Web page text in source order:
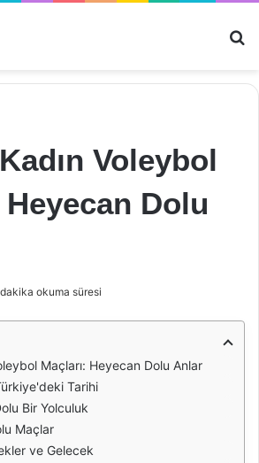
Voleybol
Heyecan Dolu
okuma süresi
Maçları: Heyecan Dolu Anlar
Tarihi
Bir Yolculuk
Maçlar
ve Gelecek